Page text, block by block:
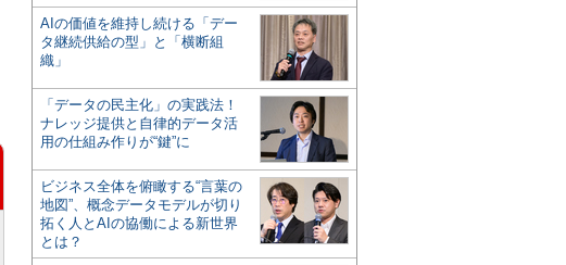
AIの価値を維持し続ける「デー
タ継続供給の型」と「横断組
織」
「データの民主化」の実践法！
ナレッジ提供と自律的データ活
用の仕組み作りが“鍵”に
ビジネス全体を俯瞰する“言葉の
地図”、概念データモデルが切り
拓く人とAIの協働による新世界
とは？